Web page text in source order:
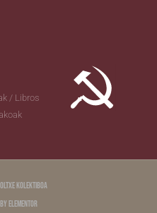
/ Libros
Kolektiboa
by Elementor